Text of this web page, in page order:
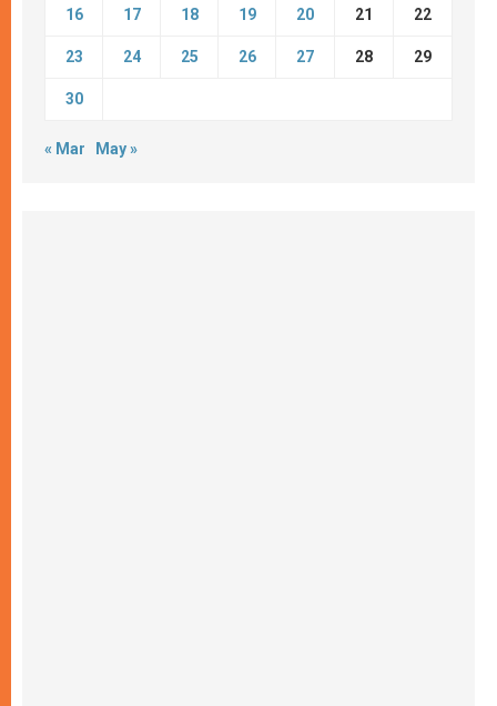
16 17 18 19 20 21 22
23 24 25 26 27 28 29
30
« Mar May »